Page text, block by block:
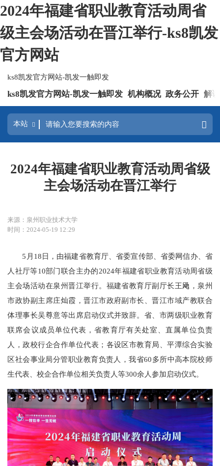
2024年福建省职业教育活动周省
级主会场活动在晋江举行-ks8凯发
官方网站
ks8凯发官方网站-凯发一触即发
ks8凯发官方网站-凯发一触即发 机构概况 政务公开 解
2024年福建省职业教育活动周省级
主会场活动在晋江举行
来源：泉州职业技术大学
时间：2024-05-19 12:29
5月18日，由福建省教育厅、省委宣传部、省委网信办、省
人社厅等10部门联合主办的2024年福建省职业教育活动周省级
主会场活动在泉州晋江举行。福建省教育厅副厅长王飏，泉州
市政协副主席庄灿霞，晋江市政府副市长、晋江市域产教联合
体理事长吴尊意等出席启动仪式并致辞。省、市两级职业教育
联席会议成员单位代表，省教育厅有关处室、直属单位负责
人，政校行企合作单位代表；各设区市教育局、平潭综合实验
区社会事业局分管职业教育负责人，我省60多所中高本院校师
生代表、校企合作单位相关负责人等300余人参加启动仪式。